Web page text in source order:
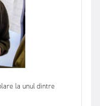
la unul dintre